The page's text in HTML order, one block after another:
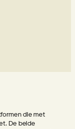
die met
De beide